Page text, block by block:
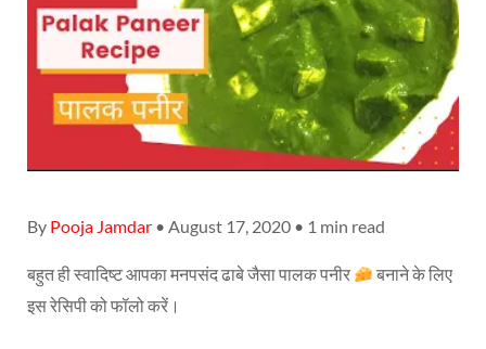
By Pooja Jamdar • August 17, 2020 • 1 min read
बहुत ही स्वादिष्ट आपका मनपसंद ढाबे जैसा पालक पनीर
बनाने के लिए
इस रेसिपी को फॉलो करें।